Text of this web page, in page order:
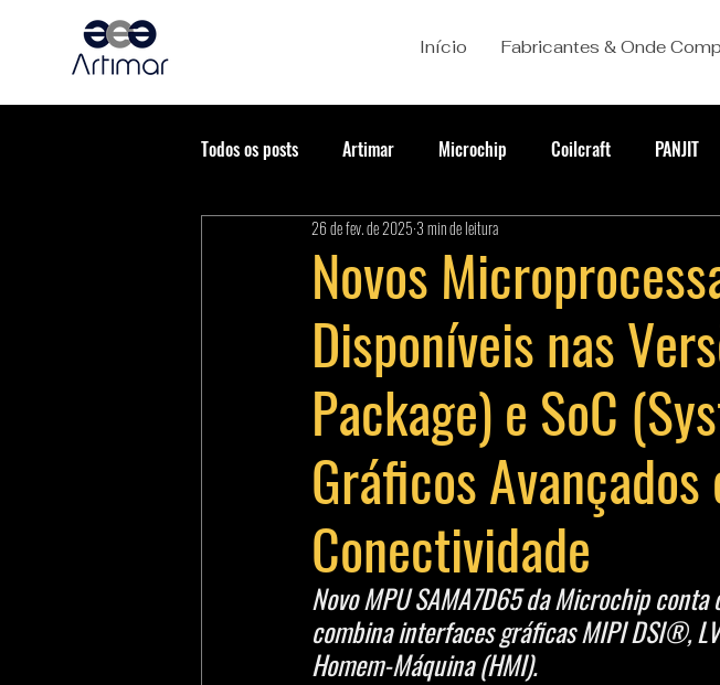
Início Fabricantes & Onde
Todos os posts Artimar Microchip Coilcraft PANJIT
Novos
Disponíveis nas
Package) e SoC
Gráficos
Conectividade
26 de fev. de 2025 3 min de leitura
Novo MPU SAMA7D65 da Microchip
combina interfaces gráficas MIPI DSI®,
Homem-Máquina (HMI).